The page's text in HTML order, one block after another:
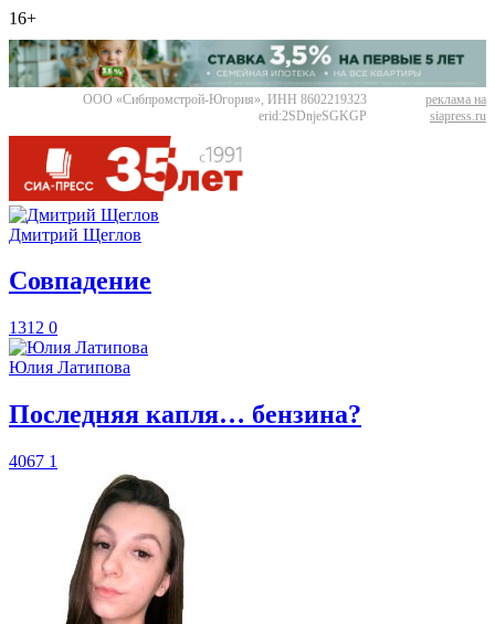
16+
ООО «Сибпромстрой-Югория», ИНН 8602219323
erid:2SDnjeSGKGP
реклама на
siapress.ru
Дмитрий Щеглов
​Совпадение
1312 0
Юлия Латипова
​Последняя капля… бензина?
4067 1